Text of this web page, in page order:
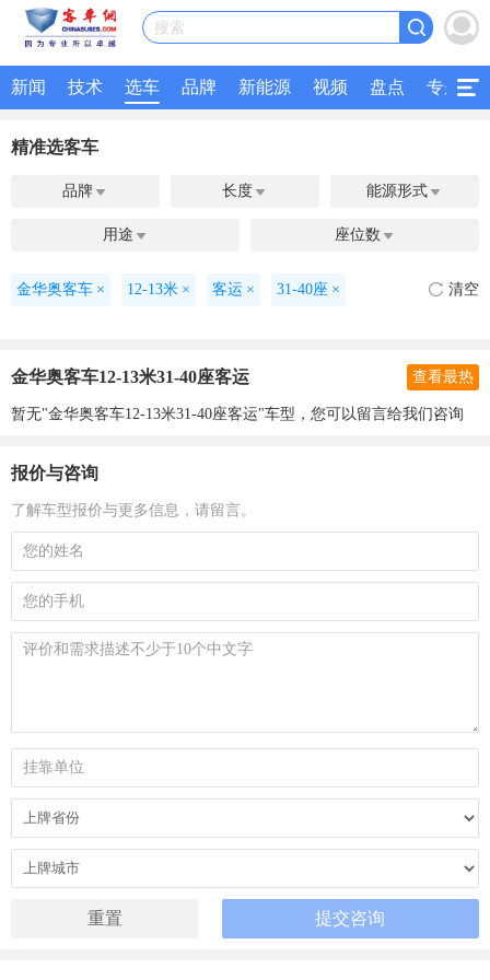
搜索
新闻 技术 选车 品牌 新能源 视频 盘点 专题
精准选客车
品牌  长度  能源形式 
用途  座位数 
金华奥客车 × 12-13米 × 客运 × 31-40座 × 清空
金华奥客车12-13米31-40座客运 查看最热
暂无"金华奥客车12-13米31-40座客运"车型，您可以留言给我们咨询
报价与咨询
了解车型报价与更多信息，请留言。